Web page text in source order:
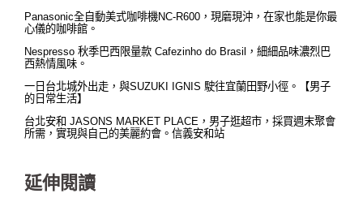
Panasonic全自動美式咖啡機NC-R600，現磨現沖，在家也能是你最
心儀的咖啡館。
Nespresso 秋季巴西限量款 Cafezinho do Brasil，細細品味濃烈巴
西熱情風味。
一日台北城外出走，與SUZUKI IGNIS 駛往宜蘭田野小徑。【男子
的日常生活】
台北安和 JASONS MARKET PLACE，男子逛超市，採買週末聚會
所需，實現與自己的美麗約會。信義安和站
延伸閱讀